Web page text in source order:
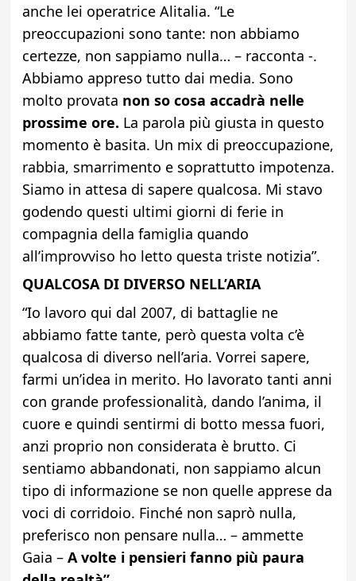
anche lei operatrice Alitalia. “Le
preoccupazioni sono tante: non abbiamo
certezze, non sappiamo nulla… – racconta -.
Abbiamo appreso tutto dai media. Sono
molto provata non so cosa accadrà nelle
prossime ore. La parola più giusta in questo
momento è basita. Un mix di preoccupazione,
rabbia, smarrimento e soprattutto impotenza.
Siamo in attesa di sapere qualcosa. Mi stavo
godendo questi ultimi giorni di ferie in
compagnia della famiglia quando
all’improvviso ho letto questa triste notizia”.
QUALCOSA DI DIVERSO NELL’ARIA
“Io lavoro qui dal 2007, di battaglie ne
abbiamo fatte tante, però questa volta c’è
qualcosa di diverso nell’aria. Vorrei sapere,
farmi un’idea in merito. Ho lavorato tanti anni
con grande professionalità, dando l’anima, il
cuore e quindi sentirmi di botto messa fuori,
anzi proprio non considerata è brutto. Ci
sentiamo abbandonati, non sappiamo alcun
tipo di informazione se non quelle apprese da
voci di corridoio. Finché non saprò nulla,
preferisco non pensare nulla… – ammette
Gaia – A volte i pensieri fanno più paura